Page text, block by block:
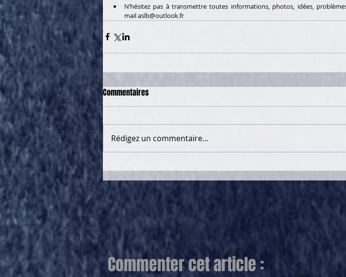
N’hésitez pas à transmettre toutes informations, photos, idées,
mail aslb@outlook.fr
Commentaires
Rédigez un commentaire...
Commenter cet article :